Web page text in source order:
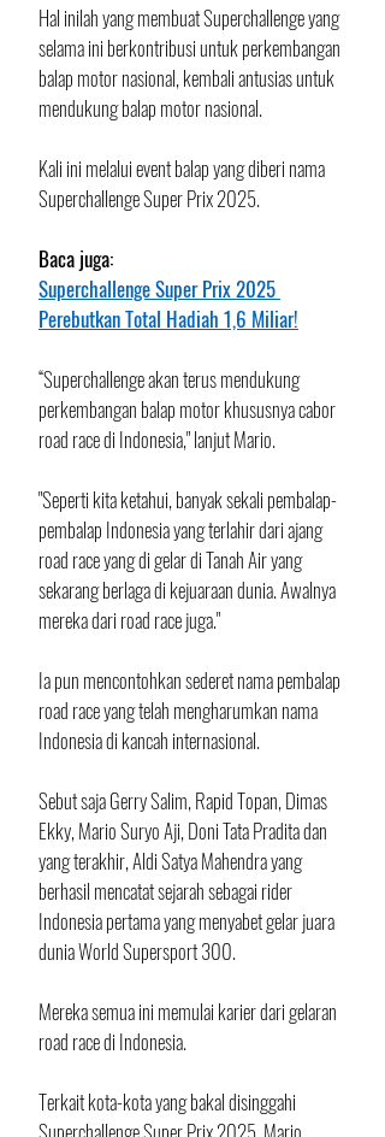
Hal inilah yang membuat Superchallenge yang
selama ini berkontribusi untuk perkembangan
balap motor nasional, kembali antusias untuk
mendukung balap motor nasional.
Kali ini melalui event balap yang diberi nama
Superchallenge Super Prix 2025.
Baca juga:
Superchallenge Super Prix 2025
Perebutkan Total Hadiah 1,6 Miliar!
“Superchallenge akan terus mendukung
perkembangan balap motor khususnya cabor
road race di Indonesia," lanjut Mario.
"Seperti kita ketahui, banyak sekali pembalap-
pembalap Indonesia yang terlahir dari ajang
road race yang di gelar di Tanah Air yang
sekarang berlaga di kejuaraan dunia. Awalnya
mereka dari road race juga."
Ia pun mencontohkan sederet nama pembalap
road race yang telah mengharumkan nama
Indonesia di kancah internasional.
Sebut saja Gerry Salim, Rapid Topan, Dimas
Ekky, Mario Suryo Aji, Doni Tata Pradita dan
yang terakhir, Aldi Satya Mahendra yang
berhasil mencatat sejarah sebagai rider
Indonesia pertama yang menyabet gelar juara
dunia World Supersport 300.
Mereka semua ini memulai karier dari gelaran
road race di Indonesia.
Terkait kota-kota yang bakal disinggahi